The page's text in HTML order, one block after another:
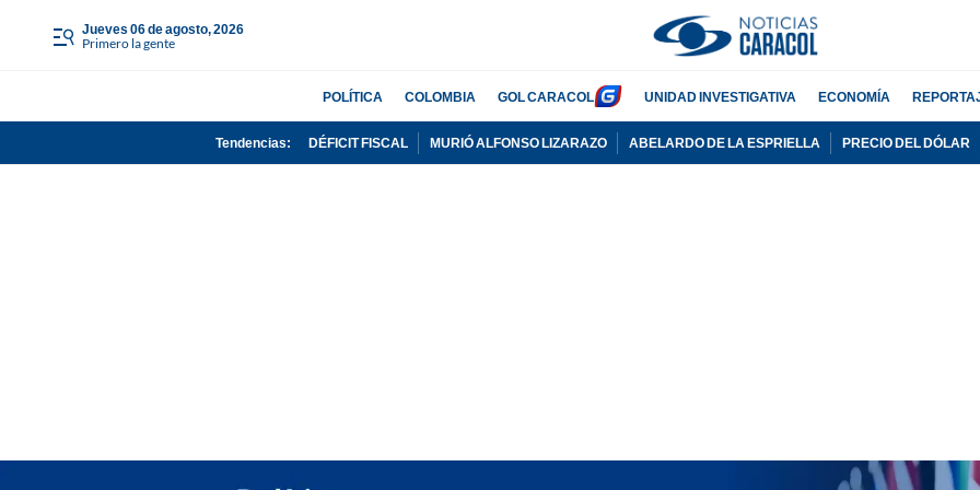
jueves 06 de agosto, 2026
Primero la gente
POLÍTICA COLOMBIA GOL CARACOL UNIDAD INVESTIGATIVA ECONOMÍA
Tendencias: DÉFICIT FISCAL MURIÓ ALFONSO LIZARAZO ABELARDO DE LA ESPRIELLA PRECIO DEL DÓLAR